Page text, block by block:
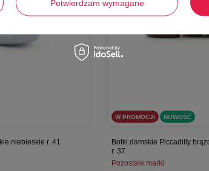
niebieskie r. 41
W PROMOCJI NOWOŚĆ
Botki damskie Piccadilly
r. 37
Pozostałe marki
Potwierdzam wymagane